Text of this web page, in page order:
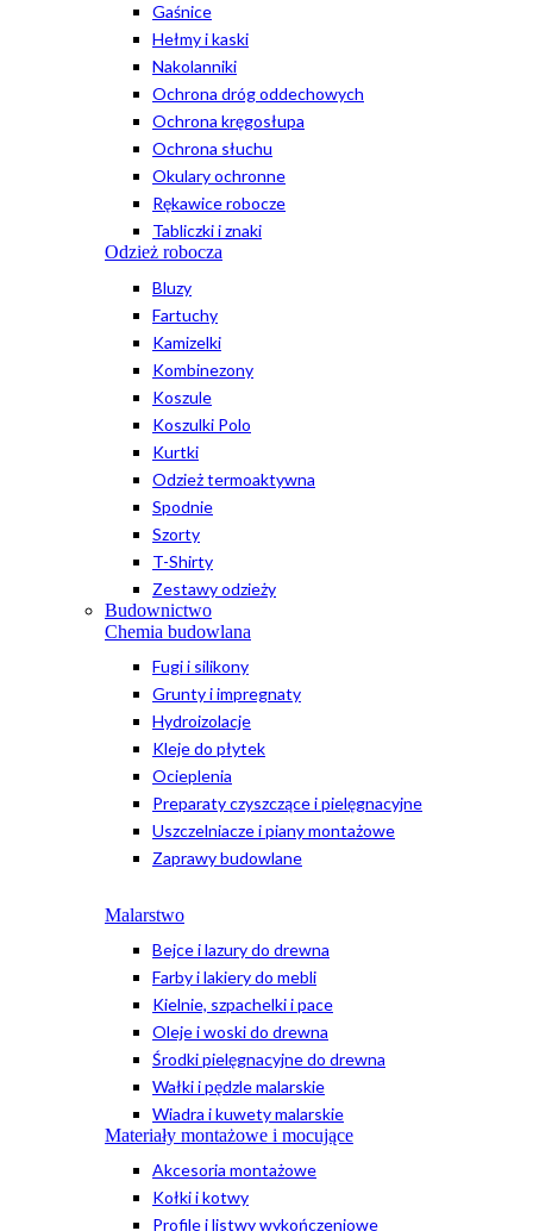
Gaśnice
Hełmy i kaski
Nakolanniki
Ochrona dróg oddechowych
Ochrona kręgosłupa
Ochrona słuchu
Okulary ochronne
Rękawice robocze
Tabliczki i znaki
Odzież robocza
Bluzy
Fartuchy
Kamizelki
Kombinezony
Koszule
Koszulki Polo
Kurtki
Odzież termoaktywna
Spodnie
Szorty
T-Shirty
Zestawy odzieży
Budownictwo
Chemia budowlana
Fugi i silikony
Grunty i impregnaty
Hydroizolacje
Kleje do płytek
Ocieplenia
Preparaty czyszczące i pielęgnacyjne
Uszczelniacze i piany montażowe
Zaprawy budowlane
Malarstwo
Bejce i lazury do drewna
Farby i lakiery do mebli
Kielnie, szpachelki i pace
Oleje i woski do drewna
Środki pielęgnacyjne do drewna
Wałki i pędzle malarskie
Wiadra i kuwety malarskie
Materiały montażowe i mocujące
Akcesoria montażowe
Kołki i kotwy
Profile i listwy wykończeniowe